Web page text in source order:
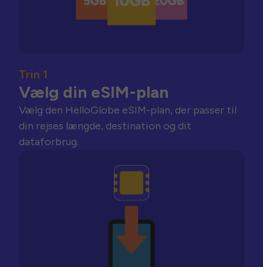
Trin 1
Vælg din eSIM-plan
Vælg den HelloGlobe eSIM-plan, der passer til
din rejses længde, destination og dit
dataforbrug.